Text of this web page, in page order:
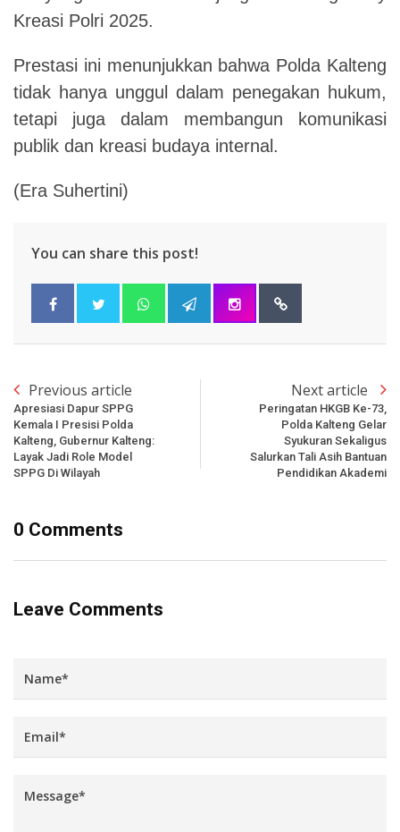
Kreasi Polri 2025.
Prestasi ini menunjukkan bahwa Polda Kalteng
tidak hanya unggul dalam penegakan hukum,
tetapi juga dalam membangun komunikasi
publik dan kreasi budaya internal.
(Era Suhertini)
You can share this post!
Previous article
Apresiasi Dapur SPPG
Kemala I Presisi Polda
Kalteng, Gubernur Kalteng:
Layak Jadi Role Model
SPPG Di Wilayah
Next article
Peringatan HKGB Ke-73,
Polda Kalteng Gelar
Syukuran Sekaligus
Salurkan Tali Asih Bantuan
Pendidikan Akademi
0 Comments
Leave Comments